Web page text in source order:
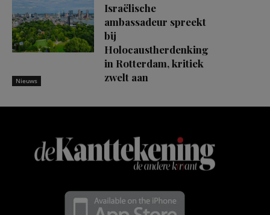
Nieuws
Israëlische
ambassadeur spreekt
bij
Holocaustherdenking
in Rotterdam, kritiek
zwelt aan